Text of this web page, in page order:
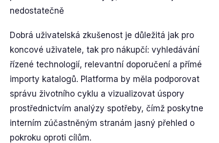
nedostatečně
Dobrá uživatelská zkušenost je důležitá jak pro
koncové uživatele, tak pro nákupčí: vyhledávání
řízené technologií, relevantní doporučení a přímé
importy katalogů. Platforma by měla podporovat
správu životního cyklu a vizualizovat úspory
prostřednictvím analýzy spotřeby, čímž poskytne
interním zúčastněným stranám jasný přehled o
pokroku oproti cílům.